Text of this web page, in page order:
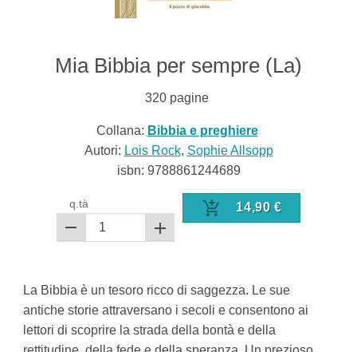
Mia Bibbia per sempre (La)
320pagine
Collana: Bibbia e preghiere
Autori: Lois Rock, Sophie Allsopp
isbn: 9788861244689
q.tà 14,90 €
La Bibbia è un tesoro ricco di saggezza. Le sue
antiche storie attraversano i secoli e consentono ai
lettori di scoprire la strada della bontà e della